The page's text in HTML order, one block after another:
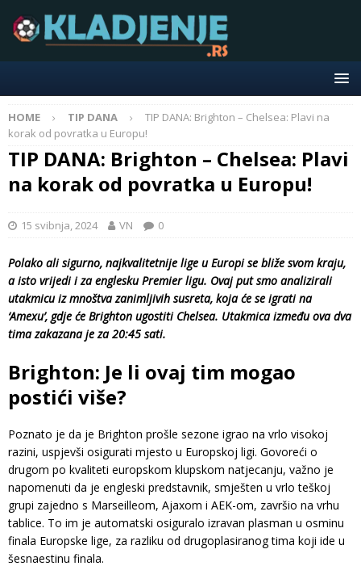
HOME TIP DANA
TIP DANA: Brighton – Chelsea: Plavi na
korak od povratka u Europu!
TIP DANA: Brighton – Chelsea: Plavi
na korak od povratka u Europu!
15 svibnja, 2024 VN 0
Polako ali sigurno, najkvalitetnije lige u Europi se bliže svom kraju,
a isto vrijedi i za englesku Premier ligu. Ovaj put smo analizirali
utakmicu iz mnoštva zanimljivih susreta, koja će se igrati na
‘Amexu’, gdje će Brighton ugostiti Chelsea. Utakmica između ova dva
tima zakazana je za 20:45 sati.
Brighton: Je li ovaj tim mogao
postići više?
Poznato je da je Brighton prošle sezone igrao na vrlo visokoj
razini, uspjevši osigurati mjesto u Europskoj ligi. Govoreći o
drugom po kvaliteti europskom klupskom natjecanju, važno je
napomenuti da je engleski predstavnik, smješten u vrlo teškoj
grupi zajedno s Marseilleom, Ajaxom i AEK-om, završio na vrhu
tablice. To im je automatski osiguralo izravan plasman u osminu
finala Europske lige, za razliku od drugoplasiranog tima koji ide u
šesnaestinu finala.